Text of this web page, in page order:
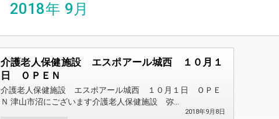
2018年 9月
介護老人保健施設 エスポアール城西 １０月１
日 ＯＰＥＮ
介護老人保健施設 エスポアール城西 １０月１日 ＯＰＥ
Ｎ 津山市沼にございます介護老人保健施設 弥...
2018年9月8日